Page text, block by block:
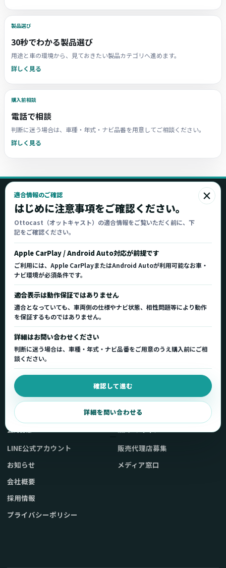
製品選び
30秒でわかる製品選び
用途と車の環境から、見ておきたい製品カテゴリへ進めます。
詳しく見る
購入前相談
電話で相談
判断に迷う場合は、車種・年式・ナビ品番を用意してご相談ください。
詳しく見る
×
適合情報のご確認
はじめに注意事項をご確認ください。
Ottocast（オットキャスト）の適合情報をご覧いただく前に、下
記をご確認ください。
Apple CarPlay / Android Auto対応が前提です
ご利用には、Apple CarPlayまたはAndroid Autoが利用可能なお車・
ナビ環境が必須条件です。
適合表示は動作保証ではありません
適合となっていても、車両側の仕様やナビ状態、相性問題等により動作
を保証するものではありません。
詳細はお問い合わせください
判断に迷う場合は、車種・年式・ナビ品番をご用意のうえ購入前にご相
談ください。
確認して進む
詳細を問い合わせる
Ottocast
オットキャスト
Ottocast正規販売代理店 Azgate株式会社
Ottocast（オットキャスト）の製品情報、車種適
合、サポート情報を日本国内向けに整理してご案内し
ます。
正規販売代理店 車種適合情報 国内サポート窓口
製品を探す
製品一覧
車種適合を確認
用途から製品を選ぶ
取扱店舗・購入先
弊社販売ストアへ
Q&A・症状別サポート
起動不良復旧サービス
公式情報
LINE公式アカウント
お知らせ
会社概要
採用情報
プライバシーポリシー
販売代理店募集
メディア窓口